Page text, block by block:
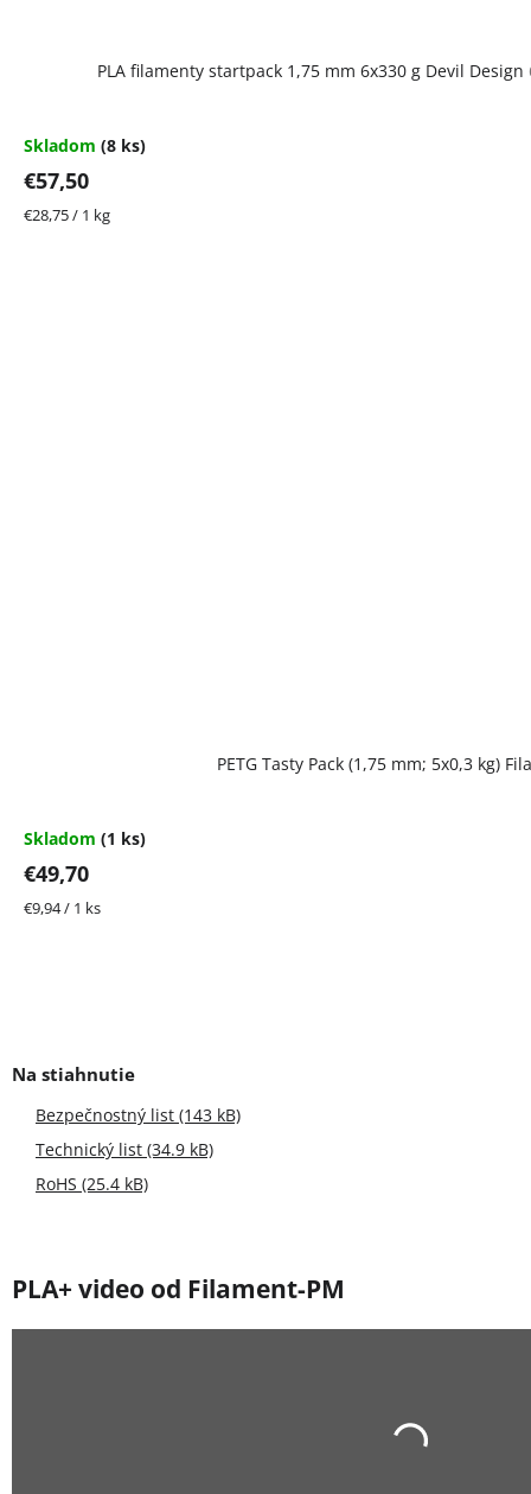
PLA filamenty startpack 1,75 mm 6x330 g Devil Design
Skladom (8 ks)
€57,50
Jednotková
€28,75 / 1 kg
PETG Tasty Pack (1,75 mm; 5x0,3 kg)
Skladom (1 ks)
€49,70
Jednotková
€9,94 / 1 ks
Bezpečnostný list (143 kB)
Technický list (34.9 kB)
RoHS (25.4 kB)
PLA+ video od Filament-PM